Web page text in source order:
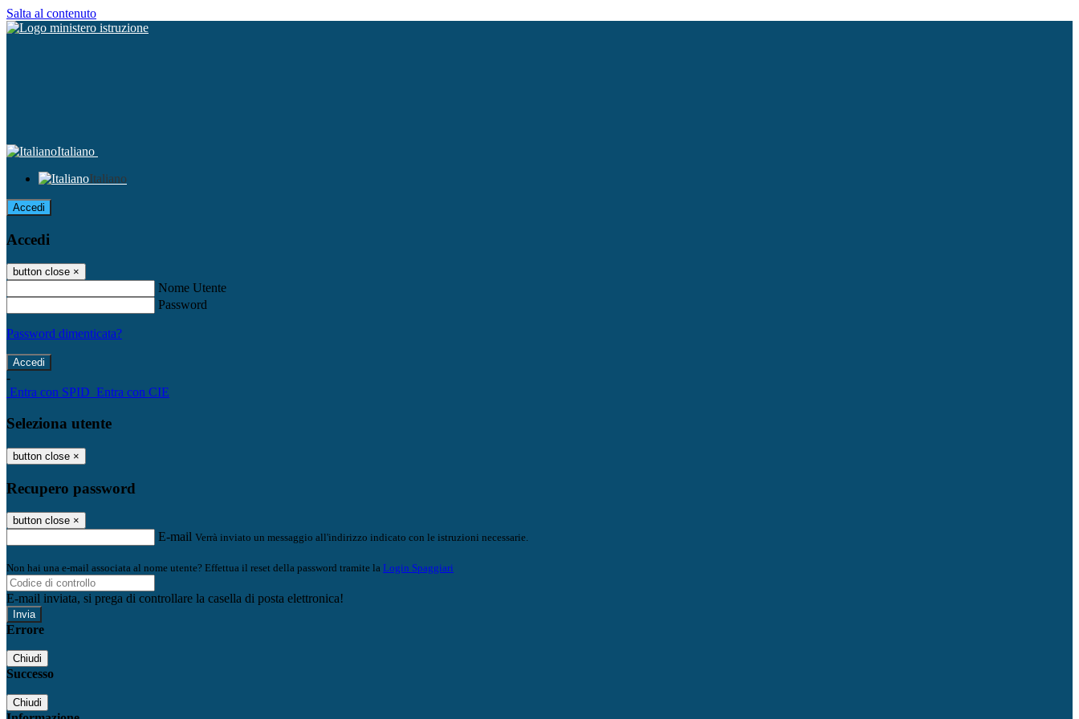
Salta al contenuto
Italiano
Italiano
Accedi
Accedi
button close ×
Nome Utente
Password
Password dimenticata?
-
Entra con SPID Entra con CIE
Seleziona utente
button close ×
Recupero password
button close ×
E-mail Verrà inviato un messaggio all'indirizzo indicato con le istruzioni necessarie.
Non hai una e-mail associata al nome utente? Effettua il reset della password tramite la Login Spaggiari
E-mail inviata, si prega di controllare la casella di posta elettronica!
Errore
Chiudi
Successo
Chiudi